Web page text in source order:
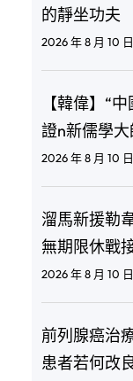
的靜坐功夫
2026 年 8 月 10 日
【韓偉】“
證n新儒學
2026 年 8 月 10 日
溜馬新援勒
無期限休戰
2026 年 8 月 10 日
前列腺癌治
患者若何改